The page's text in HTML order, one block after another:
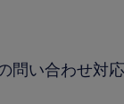
問い合わせ対